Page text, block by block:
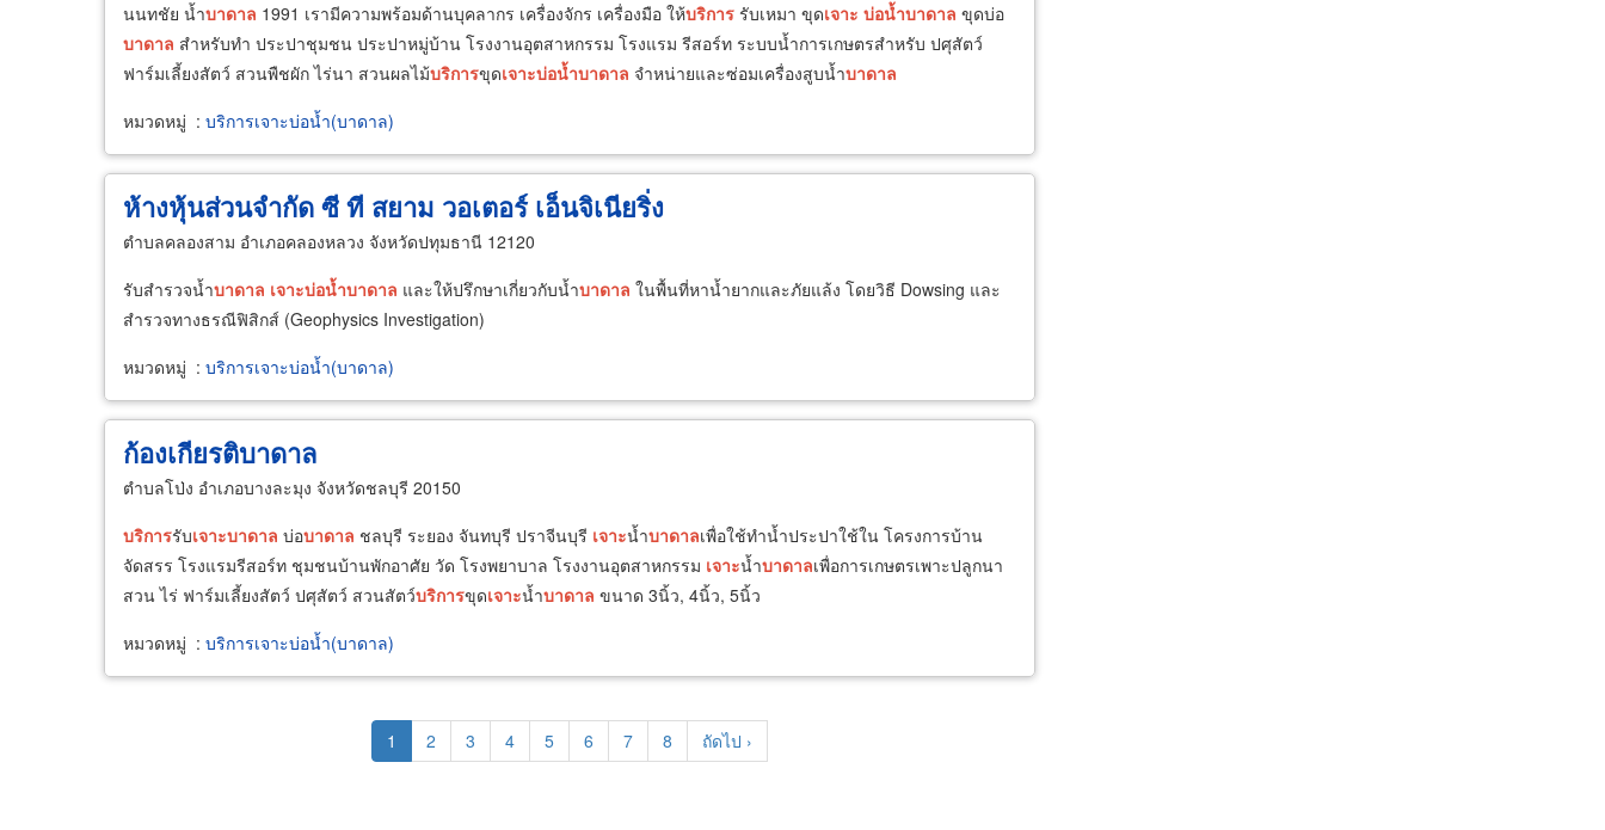
นนทชัย น้ำบาดาล 1991 เรามีความพร้อมด้านบุคลากร เครื่องจักร เครื่องมือ ให้บริการ รับเหมา ขุดเจาะ บ่อน้ำบาดาล ขุดบ่อ
บาดาล สำหรับทำ ประปาชุมชน ประปาหมู่บ้าน โรงงานอุตสาหกรรม โรงแรม รีสอร์ท ระบบน้ำการเกษตรสำหรับ ปศุสัตว์
ฟาร์มเลี้ยงสัตว์ สวนพืชผัก ไร่นา สวนผลไม้บริการขุดเจาะบ่อน้ำบาดาล จำหน่ายและซ่อมเครื่องสูบน้ำบาดาล
หมวดหมู่ : บริการเจาะบ่อน้ำ(บาดาล)
ห้างหุ้นส่วนจำกัด ซี ที สยาม วอเตอร์ เอ็นจิเนียริ่ง
ตำบลคลองสาม อำเภอคลองหลวง จังหวัดปทุมธานี 12120
รับสำรวจน้ำบาดาล เจาะบ่อน้ำบาดาล และให้ปรึกษาเกี่ยวกับน้ำบาดาล ในพื้นที่หาน้ำยากและภัยแล้ง โดยวิธี Dowsing และ
สำรวจทางธรณีฟิสิกส์ (Geophysics Investigation)
หมวดหมู่ : บริการเจาะบ่อน้ำ(บาดาล)
ก้องเกียรติบาดาล
ตำบลโป่ง อำเภอบางละมุง จังหวัดชลบุรี 20150
บริการรับเจาะบาดาล บ่อบาดาล ชลบุรี ระยอง จันทบุรี ปราจีนบุรี เจาะน้ำบาดาลเพื่อใช้ทำน้ำประปาใช้ใน โครงการบ้าน
จัดสรร โรงแรมรีสอร์ท ชุมชนบ้านพักอาศัย วัด โรงพยาบาล โรงงานอุตสาหกรรม เจาะน้ำบาดาลเพื่อการเกษตรเพาะปลูกนา
สวน ไร่ ฟาร์มเลี้ยงสัตว์ ปศุสัตว์ สวนสัตว์บริการขุดเจาะน้ำบาดาล ขนาด 3นิ้ว, 4นิ้ว, 5นิ้ว
หมวดหมู่ : บริการเจาะบ่อน้ำ(บาดาล)
Current
page
1 Page
2 Page
3 Page
4 Page
5 Page
6 Page
7 Page
8
Next
page
ถัดไป ›